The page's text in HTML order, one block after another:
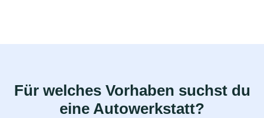
Für welches Vorhaben suchst du
eine Autowerkstatt?